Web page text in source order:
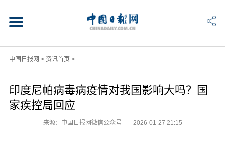
中国日报网 > 资讯首页>
印度尼帕病毒病疫情对我国影响大吗？国
家疾控局回应
来源：中国日报网微信公众号 2026-01-27 21:15